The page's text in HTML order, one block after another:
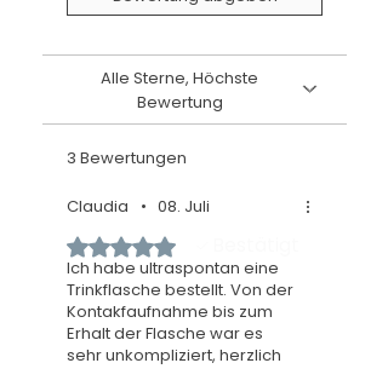
scheuernde Mittel
Alle Sterne, Höchste
Bewertung
3 Bewertungen
Claudia • 08. Juli
Mit 5 von 5 Sternen bewertet.
Ich habe ultraspontan eine
Trinkflasche bestellt. Von der
Kontakfaufnahme bis zum
Erhalt der Flasche war es
sehr unkompliziert, herzlich